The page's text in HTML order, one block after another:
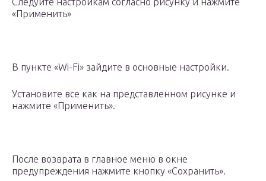
«Применить»
В пункте «Wi-Fi» зайдите в основные настройки.
Установите все как на представленном рисунке и
нажмите «Применить».
После возврата в главное меню в окне
предупреждения нажмите кнопку «Сохранить».